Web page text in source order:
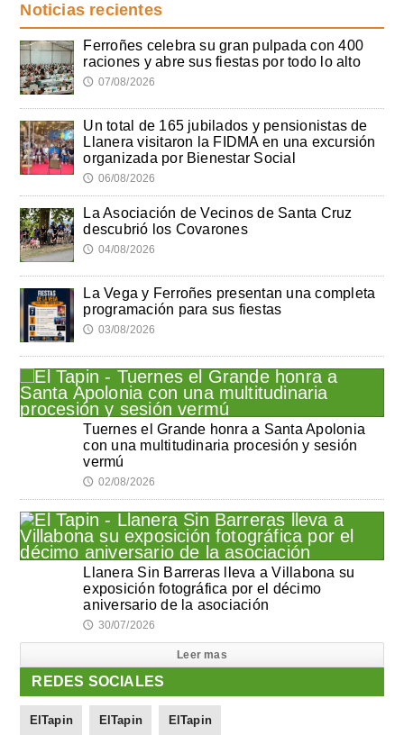
Noticias recientes
Ferroñes celebra su gran pulpada con 400
raciones y abre sus fiestas por todo lo alto
🕔 07/08/2026
Un total de 165 jubilados y pensionistas de
Llanera visitaron la FIDMA en una excursión
organizada por Bienestar Social
🕔 06/08/2026
La Asociación de Vecinos de Santa Cruz
descubrió los Covarones
🕔 04/08/2026
La Vega y Ferroñes presentan una completa
programación para sus fiestas
🕔 03/08/2026
Tuernes el Grande honra a Santa Apolonia
con una multitudinaria procesión y sesión
vermú
🕔 02/08/2026
Llanera Sin Barreras lleva a Villabona su
exposición fotográfica por el décimo
aniversario de la asociación
🕔 30/07/2026
Leer mas
REDES SOCIALES
ElTapin ElTapin ElTapin